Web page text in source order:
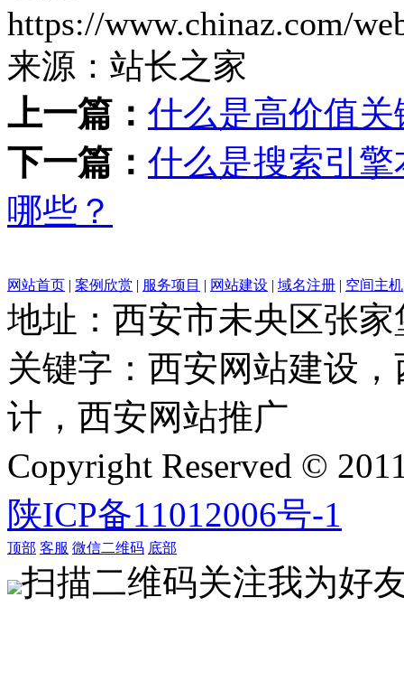
https://www.chinaz.com/
来源：站长之家
上一篇： 什么是高价值
下一篇： 什么是搜索引
哪些？
网站首页 | 案例欣赏 | 服务项目 | 网站建设 | 域名注册 | 空间主机
地址：西安市未央区张
关键字：西安网站建设
计，西安网站推广
Copyright Reserved ©
陕ICP备11012006号-1
顶部 客服 微信二维码 底部
扫描二维码关注我为好